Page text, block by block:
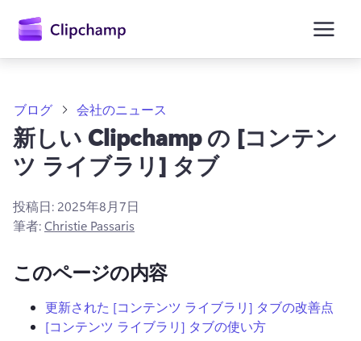
テ
ブログ 会社のニュース
新しい Clipchamp の [コンテン
ツ ライブラリ] タブ
投稿日: 2025年8月7日
筆者:Christie Passaris
このページの内容
更新された [コンテンツ ライブラリ] タブの改善点
[コンテンツ ライブラリ] タブの使い方